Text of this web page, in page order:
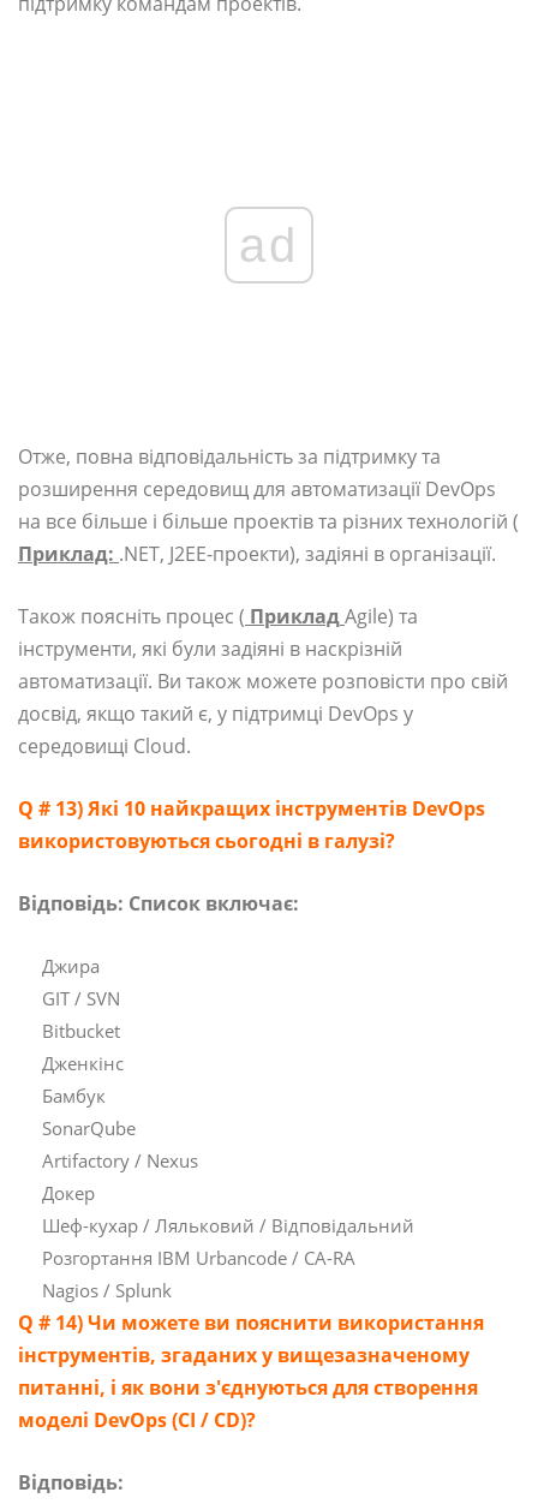
ad
Отже, повна відповідальність за підтримку та
розширення середовищ для автоматизації DevOps
на все більше і більше проектів та різних технологій (
Приклад: .NET, J2EE-проекти), задіяні в організації.
Також поясніть процес ( ПрикладAgile) та
інструменти, які були задіяні в наскрізній
автоматизації. Ви також можете розповісти про свій
досвід, якщо такий є, у підтримці DevOps у
середовищі Cloud.
Q # 13) Які 10 найкращих інструментів DevOps
використовуються сьогодні в галузі?
Відповідь: Список включає:
Джира
GIT / SVN
Bitbucket
Дженкінс
Бамбук
SonarQube
Artifactory / Nexus
Докер
Шеф-кухар / Ляльковий / Відповідальний
Розгортання IBM Urbancode / CA-RA
Nagios / Splunk
Q # 14) Чи можете ви пояснити використання
інструментів, згаданих у вищезазначеному
питанні, і як вони з'єднуються для створення
моделі DevOps (CI / CD)?
Відповідь: